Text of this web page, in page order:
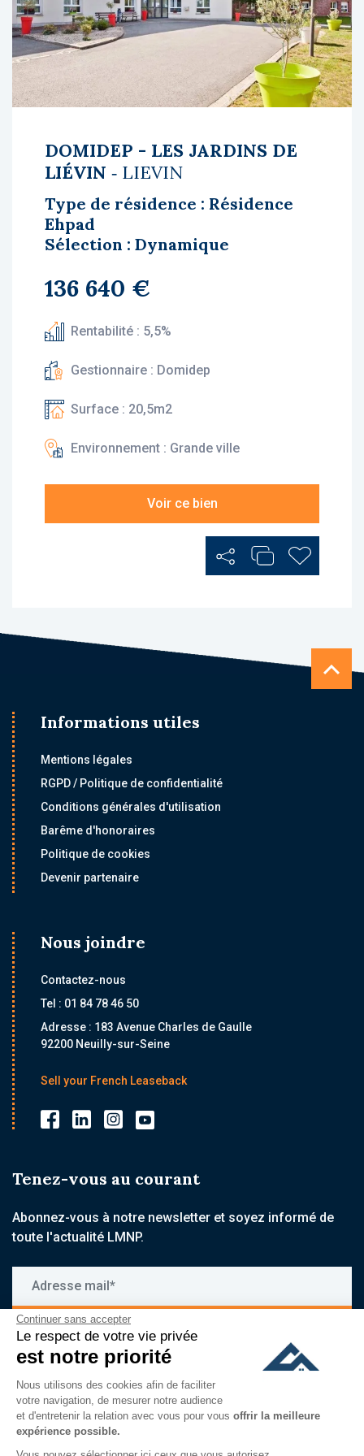
Continuer sans accepter
Le respect de votre vie privée
est notre priorité
Nous utilisons des cookies afin de faciliter
votre navigation, de mesurer notre audience
et d'entretenir la relation avec vous pour vous offrir la meilleure
expérience possible.
DOMIDEP - LES JARDINS DE
LIÉVIN ‐ LIEVIN
Type de résidence : Résidence
Ehpad
Sélection : Dynamique
136 640 €
Rentabilité : 5,5%
Gestionnaire : Domidep
Surface : 20,5m2
Environnement : Grande ville
Voir ce bien
PartagerAjouter au
Ajouter
Informations utiles
Mentions légales
RGPD / Politique de confidentialité
Conditions générales d'utilisation
Barême d'honoraires
Politique de cookies
Devenir partenaire
Nous joindre
Contactez-nous
Tel : 01 84 78 46 50
Adresse : 183 Avenue Charles de Gaulle
92200 Neuilly-sur-Seine
Sell your French Leaseback
Tenez-vous au courant
Abonnez-vous à notre newsletter et soyez informé de
toute l'actualité LMNP.
En vous inscrivant à notre newsletter, vous acceptez de recevoir
connaissance de notre
politique de confidentialité